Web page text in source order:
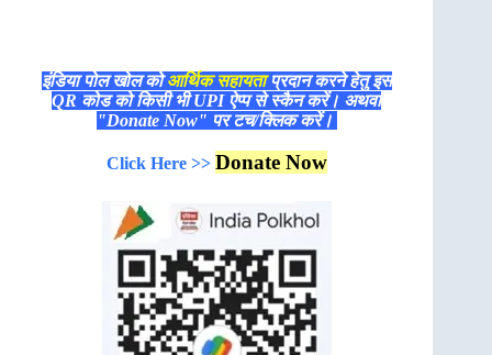
इंडिया पोल खोल कोआर्थिक सहायताप्रदान करने हेतु इस
QR कोड को किसी भी UPI ऐप्प से स्कैन करें। अथवा
"Donate Now" पर टच/क्लिक करें।
Click Here >> Donate Now